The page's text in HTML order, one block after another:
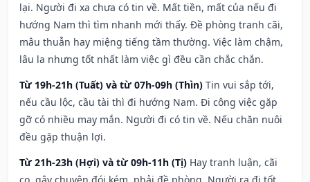
lại. Người đi xa chưa có tin về. Mất tiền, mất của nếu đi
hướng Nam thì tìm nhanh mới thấy. Đề phòng tranh cãi,
mâu thuẫn hay miệng tiếng tầm thường. Việc làm chậm,
lâu la nhưng tốt nhất làm việc gì đều cần chắc chắn.
Từ 19h-21h (Tuất) và từ 07h-09h (Thìn) Tin vui sắp tới,
nếu cầu lộc, cầu tài thì đi hướng Nam. Đi công việc gặp
gỡ có nhiều may mắn. Người đi có tin về. Nếu chăn nuôi
đều gặp thuận lợi.
Từ 21h-23h (Hợi) và từ 09h-11h (Tị) Hay tranh luận, cãi